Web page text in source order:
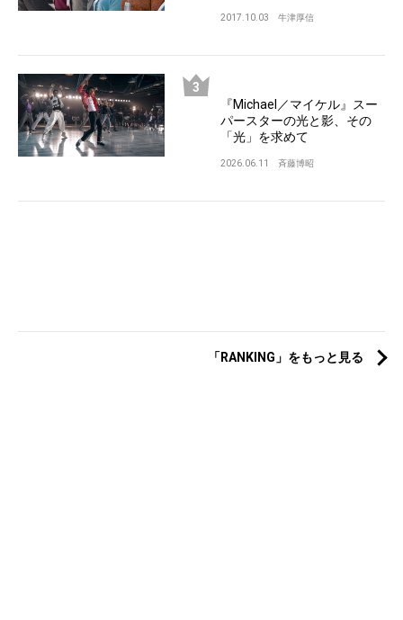
2017.10.03 牛津厚信
『Michael／マイケル』スー
パースターの光と影、その
「光」を求めて
2026.06.11 斉藤博昭
「RANKING」をもっと見る